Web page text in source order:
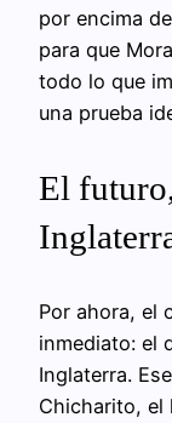
por encima
para que
todo lo que
una prueba
El
Por ahora, el
inmediato: el
Inglaterra.
Chicharito, el